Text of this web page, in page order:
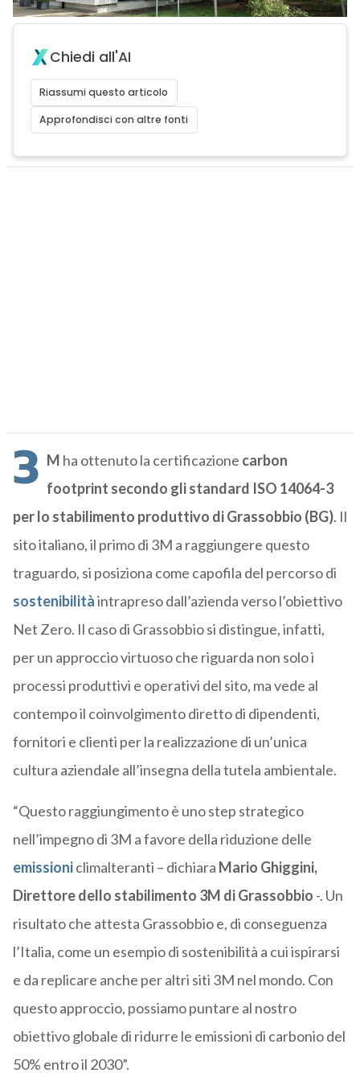
Chiedi all'AI
Riassumi questo articolo
Approfondisci con altre fonti
3 M ha ottenuto la certificazione carbon
footprint secondo gli standard ISO 14064-3
per lo stabilimento produttivo di Grassobbio (BG). Il
sito italiano, il primo di 3M a raggiungere questo
traguardo, si posiziona come capofila del percorso di
sostenibilitàintrapreso dall’azienda verso l’obiettivo
Net Zero. Il caso di Grassobbio si distingue, infatti,
per un approccio virtuoso che riguarda non solo i
processi produttivi e operativi del sito, ma vede al
contempo il coinvolgimento diretto di dipendenti,
fornitori e clienti per la realizzazione di un’unica
cultura aziendale all’insegna della tutela ambientale.
“Questo raggiungimento è uno step strategico
nell’impegno di 3M a favore della riduzione delle
emissioniclimalteranti – dichiara Mario Ghiggini,
Direttore dello stabilimento 3M di Grassobbio -. Un
risultato che attesta Grassobbio e, di conseguenza
l’Italia, come un esempio di sostenibilità a cui ispirarsi
e da replicare anche per altri siti 3M nel mondo. Con
questo approccio, possiamo puntare al nostro
obiettivo globale di ridurre le emissioni di carbonio del
50% entro il 2030”.